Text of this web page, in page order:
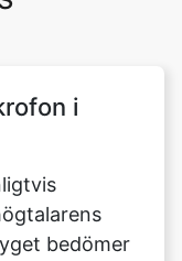
i
bedömer